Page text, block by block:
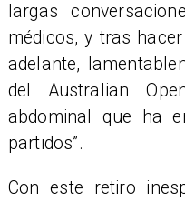
largas
médicos, y tras
adelante,
del Australian
abdominal que ha
partidos”.
Con este retiro